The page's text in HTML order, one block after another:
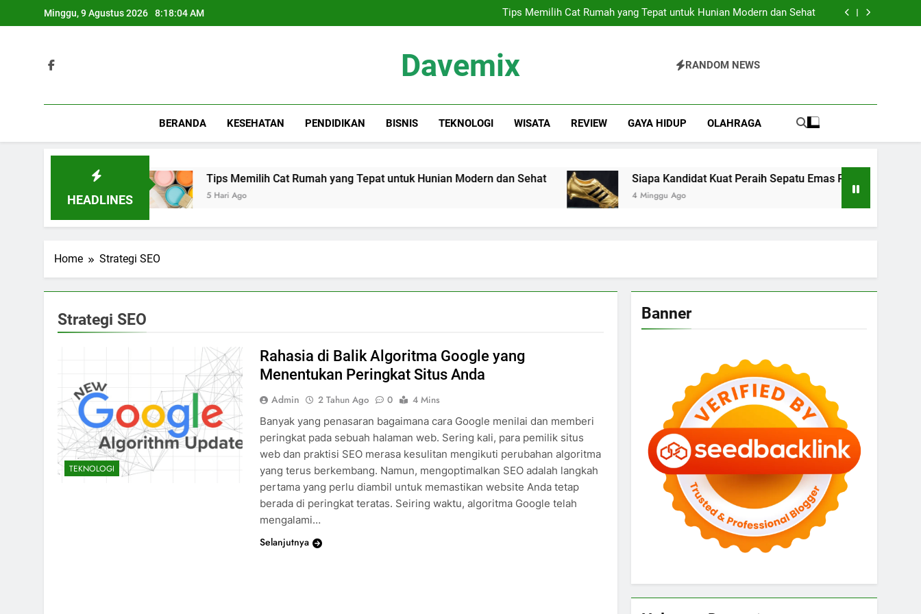
to
Minggu, 9 Agustus 2026 8:18:04 AM
Tips Memilih Cat Rumah yang Tepat untuk Hunian Modern dan Sehat
Siapa Kandidat Kuat Peraih Sepatu Emas Piala Dunia 2026?
Tips Memilih Cat Rumah yang Tepat untuk Hunian Modern dan Sehat
Siapa Kandidat Kuat Peraih Sepatu Emas Piala Dunia 2026?
Davemix RANDOM NEWS
BERANDA KESEHATAN PENDIDIKAN BISNIS TEKNOLOGI WISATA REVIEW GAYA HIDUP OLAHRAGA
HEADLINES
Acara Spesial Tips Memilih Cat Rumah yang Tepat untuk Hunian Modern dan Sehat
5 Hari Ago
Siapa Kandidat Kuat Peraih Sepatu Emas Piala Dunia 2026?
4 Minggu Ago
Home Strategi SEO
Strategi SEO
TEKNOLOGI
Rahasia di Balik Algoritma Google yang
Menentukan Peringkat Situs Anda
Admin 2 Tahun Ago 0
4 Mins
Banyak yang penasaran bagaimana cara Google menilai dan memberi
peringkat pada sebuah halaman web. Sering kali, para pemilik situs
web dan praktisi SEO merasa kesulitan mengikuti perubahan algoritma
yang terus berkembang. Namun, mengoptimalkan SEO adalah langkah
pertama yang perlu diambil untuk memastikan website Anda tetap
berada di peringkat teratas. Seiring waktu, algoritma Google telah
mengalami…
Selanjutnya
Banner